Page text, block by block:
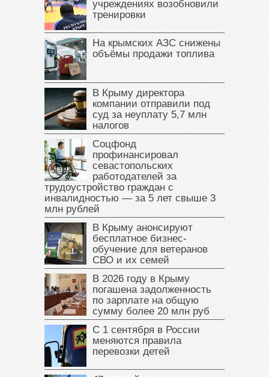
учреждениях возобновили
тренировки
На крымских АЗС снижены
объёмы продажи топлива
В Крыму директора
компании отправили под
суд за неуплату 5,7 млн
налогов
Соцфонд
профинансировал
севастопольских
работодателей за
трудоустройство граждан с
инвалидностью — за 5 лет свыше 3
млн рублей
В Крыму анонсируют
бесплатное бизнес-
обучение для ветеранов
СВО и их семей
В 2026 году в Крыму
погашена задолженность
по зарплате на общую
сумму более 20 млн руб
С 1 сентября в России
меняются правила
перевозки детей